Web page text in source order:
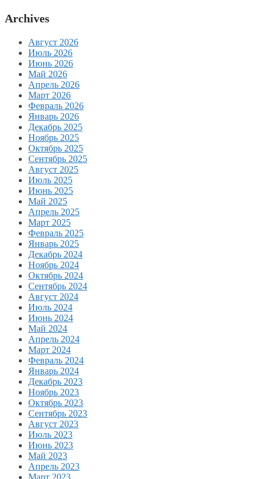
Archives
Август 2026
Июль 2026
Июнь 2026
Май 2026
Апрель 2026
Март 2026
Февраль 2026
Январь 2026
Декабрь 2025
Ноябрь 2025
Октябрь 2025
Сентябрь 2025
Август 2025
Июль 2025
Июнь 2025
Май 2025
Апрель 2025
Март 2025
Февраль 2025
Январь 2025
Декабрь 2024
Ноябрь 2024
Октябрь 2024
Сентябрь 2024
Август 2024
Июль 2024
Июнь 2024
Май 2024
Апрель 2024
Март 2024
Февраль 2024
Январь 2024
Декабрь 2023
Ноябрь 2023
Октябрь 2023
Сентябрь 2023
Август 2023
Июль 2023
Июнь 2023
Май 2023
Апрель 2023
Март 2023